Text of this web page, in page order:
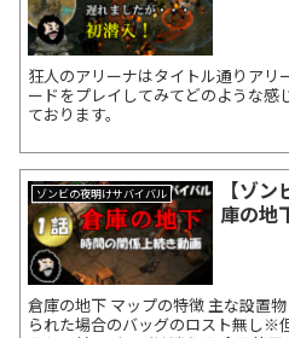
狂人のアリーナはタイトル通りアリ
ードをプレイしてみてどのような感
ております。
ゾンビの夜明けサバイバル
【ゾ
庫の地
倉庫の地下 マップの特徴 主な設置物：鎖で塞がれたドア・血の穴や
られた場合のバッグのロスト無し※